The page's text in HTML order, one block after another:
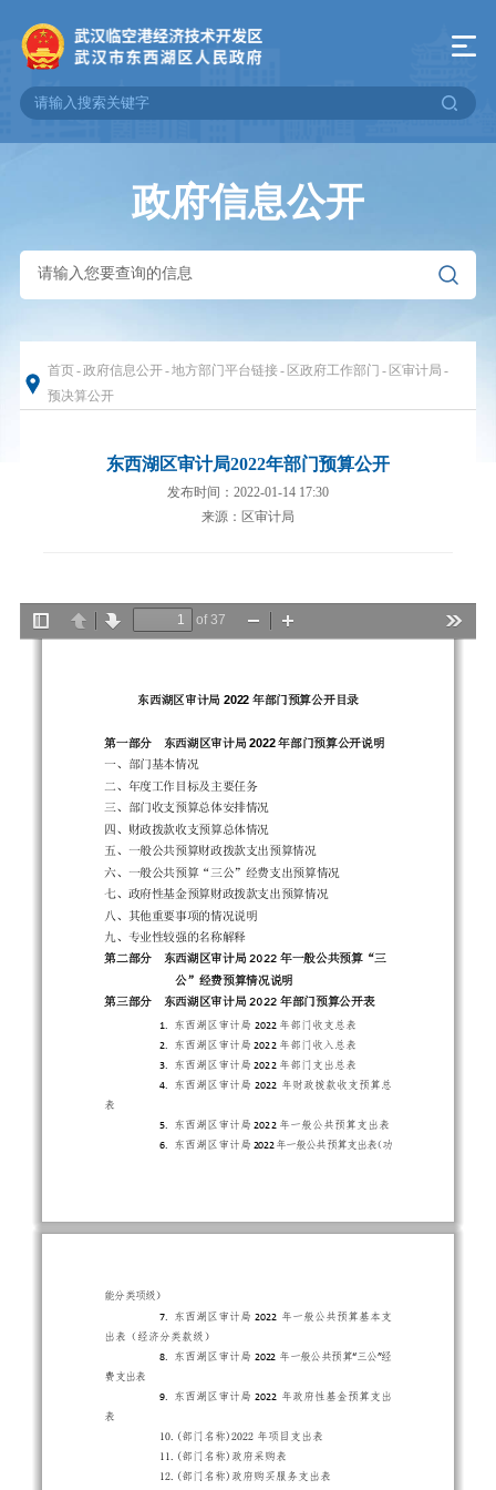
政府信息公开
首页-政府信息公开-地方部门平台链接- 区政府工作部门 - 区审计局 -
预决算公开
东西湖区审计局2022年部门预算公开
发布时间：2022-01-14 17:30
来源：区审计局